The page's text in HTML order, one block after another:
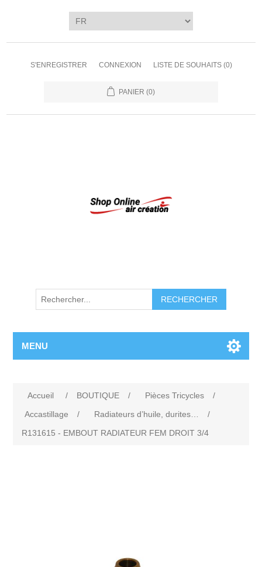
S'ENREGISTRER CONNEXION LISTE DE SOUHAITS (0)
PANIER (0)
RECHERCHER
MENU
Accueil / BOUTIQUE / Pièces Tricycles
/
Accastillage
/ Radiateurs d’huile, durites…
/
R131615 - EMBOUT RADIATEUR FEM DROIT 3/4